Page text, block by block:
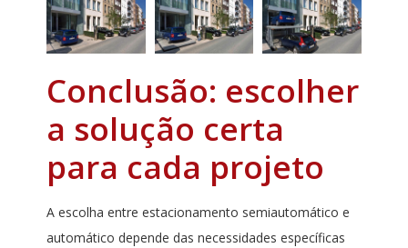
Conclusão: escolher
a solução certa
para cada projeto
A escolha entre estacionamento semiautomático e
automático depende das necessidades específicas